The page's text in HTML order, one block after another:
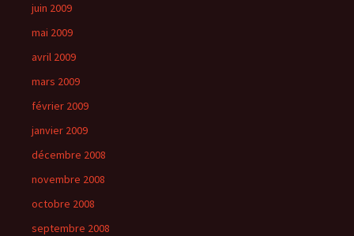
juin 2009
mai 2009
avril 2009
mars 2009
février 2009
janvier 2009
décembre 2008
novembre 2008
octobre 2008
septembre 2008